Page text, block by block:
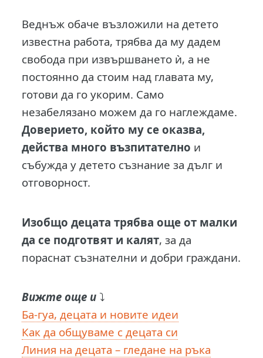
Веднъж обаче възложили на детето
известна работа, трябва да му дадем
свобода при извършването ѝ, а не
постоянно да стоим над главата му,
готови да го укорим. Само
незабелязано можем да го наглеждаме.
Доверието, който му се оказва,
действа много възпитателно и
събужда у детето съзнание за дълг и
отговорност.
Изобщо децата трябва още от малки
да се подготвят и калят, за да
пораснат съзнателни и добри граждани.
Вижте още и ⤵️
Ба-гуа, децата и новите идеи
Как да общуваме с децата си
Линия на децата – гледане на ръка